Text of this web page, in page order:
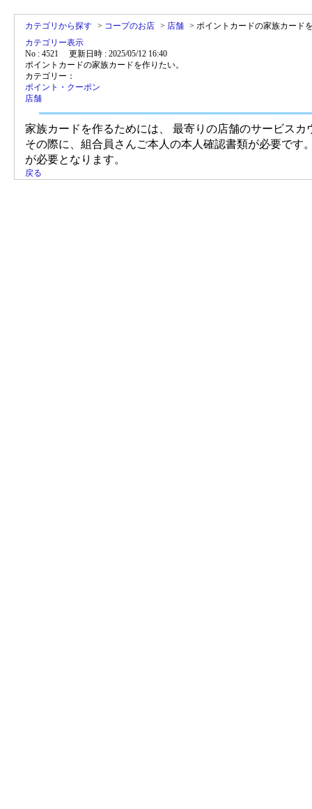
カテゴリから探す > コープのお店 > 店舗 > ポイントカードの家族カード
カテゴリー表示
No : 4521
更新日時 : 2025/05/12 16:40
ポイントカードの家族カードを作りたい。
カテゴリー：
ポイント・クーポン
店舗
家族カードを作るためには、 最寄りの店舗のサービス
その際に、組合員さんご本人の本人確認書類が必要です
が必要となります。
戻る